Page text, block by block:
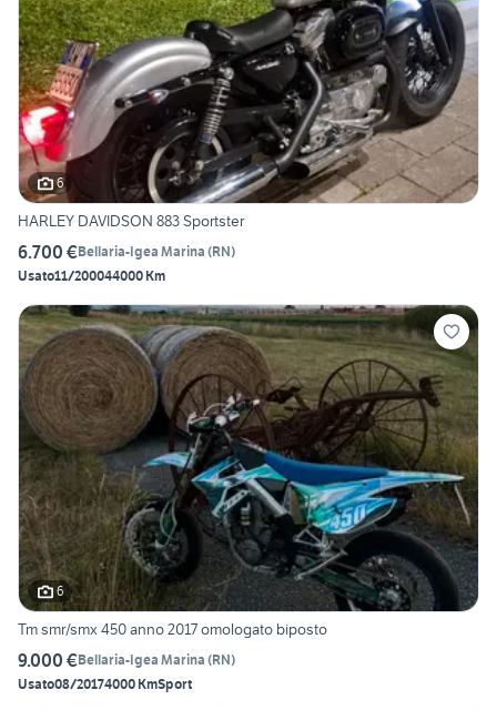
6
HARLEY DAVIDSON 883 Sportster
6.700 €Bellaria-Igea Marina (RN)
Usato11/200044000 Km
6
Tm smr/smx 450 anno 2017 omologato biposto
9.000 €Bellaria-Igea Marina (RN)
Usato08/20174000 KmSport